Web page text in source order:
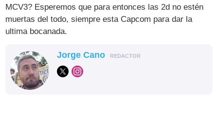
MCV3? Esperemos que para entonces las 2d no estén
muertas del todo, siempre esta Capcom para dar la
ultima bocanada.
Jorge Cano REDACTOR